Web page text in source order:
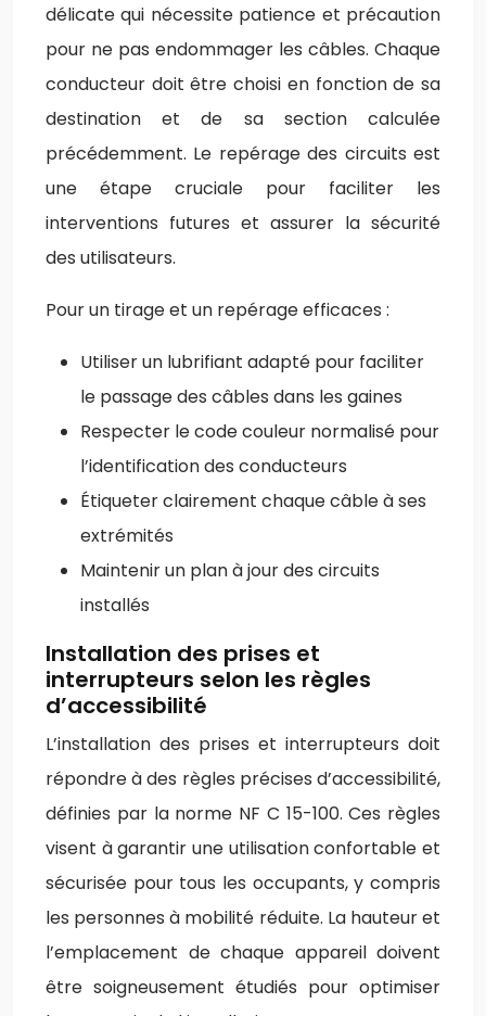
délicate qui nécessite patience et précaution
pour ne pas endommager les câbles. Chaque
conducteur doit être choisi en fonction de sa
destination et de sa section calculée
précédemment. Le repérage des circuits est
une étape cruciale pour faciliter les
interventions futures et assurer la sécurité
des utilisateurs.
Pour un tirage et un repérage efficaces :
Utiliser un lubrifiant adapté pour faciliter
le passage des câbles dans les gaines
Respecter le code couleur normalisé pour
l’identification des conducteurs
Étiqueter clairement chaque câble à ses
extrémités
Maintenir un plan à jour des circuits
installés
Installation des prises et
interrupteurs selon les règles
d’accessibilité
L’installation des prises et interrupteurs doit
répondre à des règles précises d’accessibilité,
définies par la norme NF C 15-100. Ces règles
visent à garantir une utilisation confortable et
sécurisée pour tous les occupants, y compris
les personnes à mobilité réduite. La hauteur et
l’emplacement de chaque appareil doivent
être soigneusement étudiés pour optimiser